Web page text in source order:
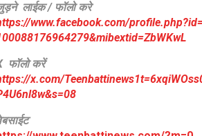
लाईक / फॉलो करे
www.facebook.com/
ZbWKwL
फॉलो करें
x.com/